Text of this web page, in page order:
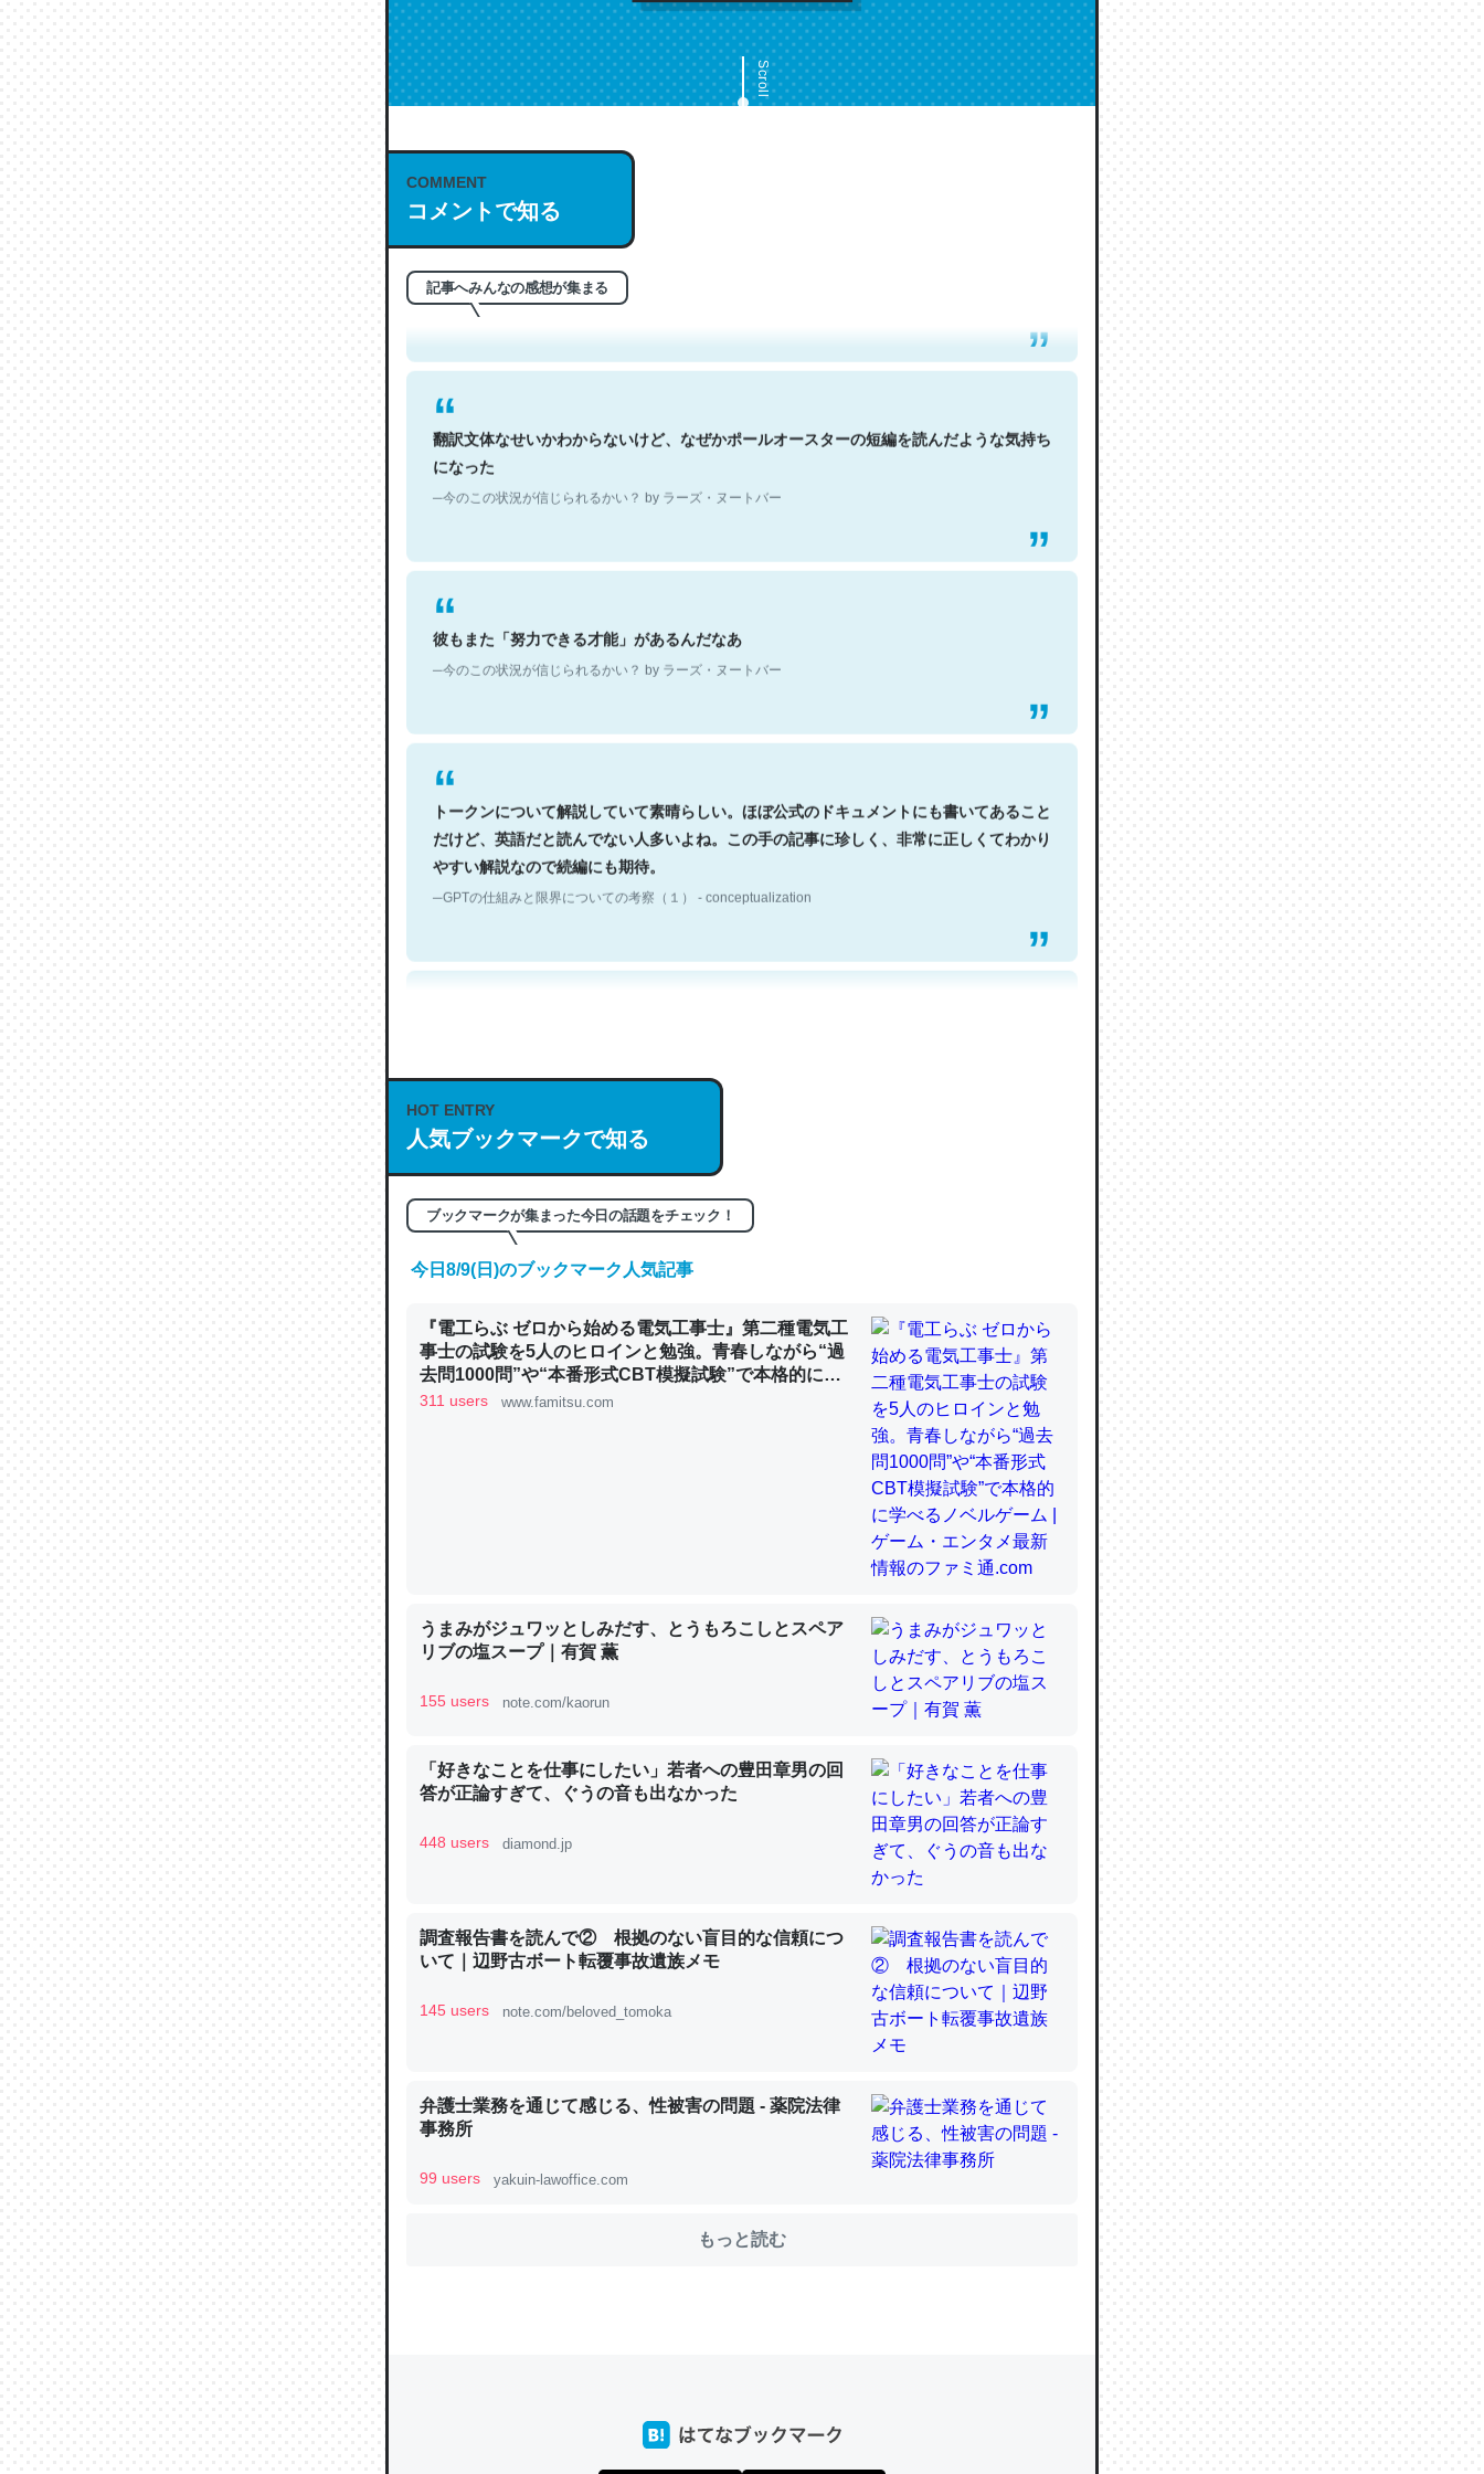
Scroll
COMMENT
コメントで知る
記事へみんなの感想が集まる
これは名文。彼はとてもクレバーなんだろうなと凄く思う。英語少しでも読める人は原文
もお勧め。自分はこの流れ好き。Let’s Fucking Go. Then Covid hit. Shit.
─今のこの状況が信じられるかい？ by ラーズ・ヌートバー
翻訳文体なせいかわからないけど、なぜかポールオースターの短編を読んだような気持ち
になった
─今のこの状況が信じられるかい？ by ラーズ・ヌートバー
彼もまた「努力できる才能」があるんだなあ
─今のこの状況が信じられるかい？ by ラーズ・ヌートバー
トークンについて解説していて素晴らしい。ほぼ公式のドキュメントにも書いてあること
だけど、英語だと読んでない人多いよね。この手の記事に珍しく、非常に正しくてわかり
やすい解説なので続編にも期待。
─GPTの仕組みと限界についての考察（１） - conceptualization
─GPTの仕組みと限界についての考察（１） - conceptualization
これは良記事。32768トークンだと英語小説100ページ分くらい。小説でいう「ずっと前
の伏線」は回収されないけど、短期記憶というには多い分量。進化すればするほど分かり
やすく強くなりそう
昆虫ってカルシウム少ないのか。知らんかった。調べたらコオロギのカルシウム分はエビ
─ニュース :: 【研究発表】昆虫学の大問題＝「昆虫はなぜ海にいないのか」に関する新仮説
論文では「淡水はカルシウムも酸素も不足してて両方に不利だから両方が拮抗してるので
は」とあって面白い。海にいる鋏角類（カブトガニ・ウミグモ）はカルシウムを使わずキ
チンを強化してる筈だが、酵素が違うのか？
これを元に考えるとカルシウムを大量に使う脊椎動物と貝類は苦労してるんだな…。腹足
─ニュース :: 【研究発表】昆虫学の大問題＝「昆虫はなぜ海にいないのか」に関する新仮説
中。あと、Googleマップで位置情報を共有してる。電池残量や充電中かが分かるのでこ
れ見て生きてるなって分かる。
─たまにLINEするくらいだった遠方の父67歳と僕。ITツール導入でコミュニケーションが劇的に変化し
た｜tayorini by LIFULL介護
HOT ENTRY
人気ブックマークで知る
ブックマークが集まった今日の話題をチェック！
今日8/9(日)のブックマーク人気記事
『電工らぶ ゼロから始める電気工事士』第二種電気工
事士の試験を5人のヒロインと勉強。青春しながら“過
去問1000問”や“本番形式CBT模擬試験”で本格的に学
べるノベルゲーム | ゲーム・エンタメ最新情報のファミ
311 users www.famitsu.com
うまみがジュワッとしみだす、とうもろこしとスペア
リブの塩スープ｜有賀 薫
155 users note.com/kaorun
「好きなことを仕事にしたい」若者への豊田章男の回
答が正論すぎて、ぐうの音も出なかった
448 users diamond.jp
調査報告書を読んで② 根拠のない盲目的な信頼につ
いて｜辺野古ボート転覆事故遺族メモ
145 users note.com/beloved_tomoka
弁護士業務を通じて感じる、性被害の問題 - 薬院法律
事務所
99 users yakuin-lawoffice.com
もっと読む